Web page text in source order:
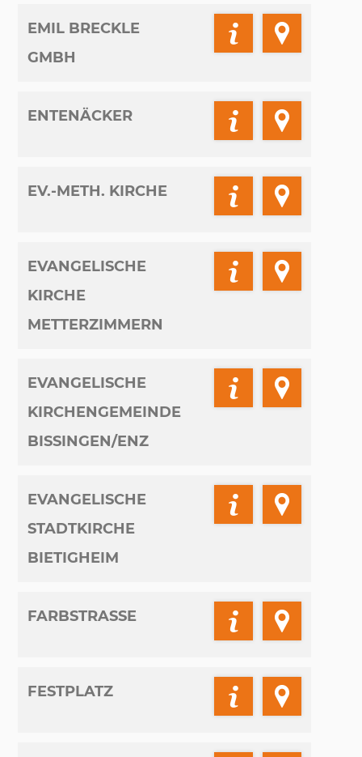
EMIL BRECKLE
GMBH
ENTENÄCKER
EV.-METH. KIRCHE
EVANGELISCHE
KIRCHE
METTERZIMMERN
EVANGELISCHE
KIRCHENGEMEINDE
BISSINGEN/ENZ
EVANGELISCHE
STADTKIRCHE
BIETIGHEIM
FARBSTRASSE
FESTPLATZ